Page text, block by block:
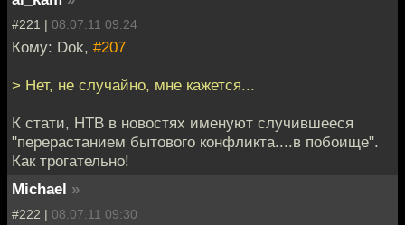
#221 | 08.07.11 09:24
Кому: Dok, #207
> Нет, не случайно, мне кажется...
К стати, НТВ в новостях именуют случившееся
"перерастанием бытового конфликта....в побоище".
Как трогательно!
Мichael »
#222 | 08.07.11 09:30